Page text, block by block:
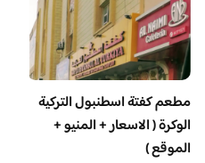
مطعم كفتة اسطنبول التركية
الوكرة ( الاسعار + المنيو +
الموقع )